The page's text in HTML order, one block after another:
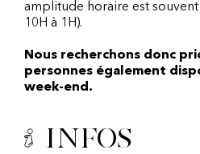
amplitude horaire est
10H à 1H).
Nous recherchons donc
personnes également
week-end.
Infos